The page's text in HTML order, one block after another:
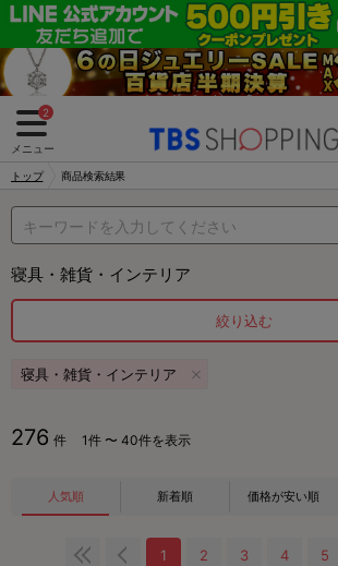
2
メニュー
トップ 商品検索結果
寝具・雑貨・インテリア
絞り込む
寝具・雑貨・インテリア
276 件 1件 〜 40件を表示
人気順 新着順 価格が安い順
1 2 3 4 5